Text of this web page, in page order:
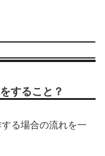
すること？
る場合の流れを一